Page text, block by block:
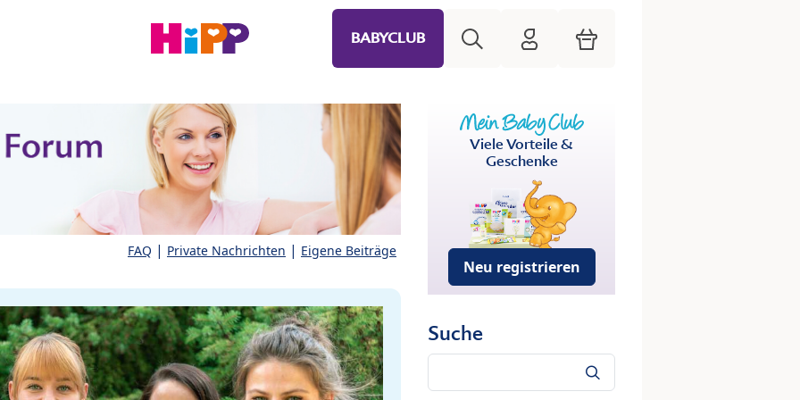
BABYCLUB HiPP Mein Babyclub
Warenkorb
FAQ | Private Nachrichten | Eigene Beiträge
Viele Vorteile &
Geschenke
Neu registrieren
Suche